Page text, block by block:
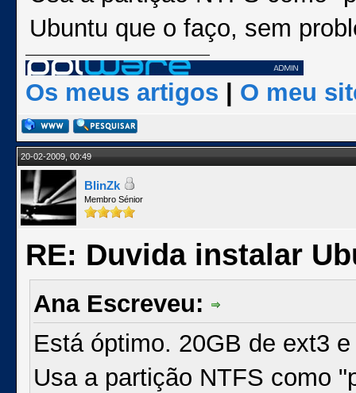
Ubuntu que o faço, sem
Os meus artigos O meu
20-02-2009, 00:49
BlinZk
Membro Sénior
RE: Duvida instalar
Ana Escreveu:
Está óptimo. 20GB de ext3
Usa a partição NTFS como